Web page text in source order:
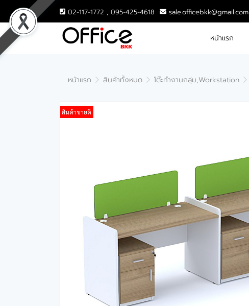
02-117-1772 , 095-425-4618 sale.officebkk@gmail.com
หน้าแรก
หน้าแรก สินค้าทั้งหมด โต๊ะทำงานกลุ่ม,Workstation
สินค้าขายดี